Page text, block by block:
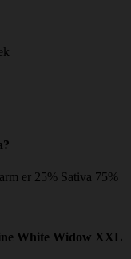
er 25% Sativa 75%
White Widow XXL